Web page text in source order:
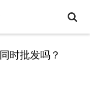
时批发吗？